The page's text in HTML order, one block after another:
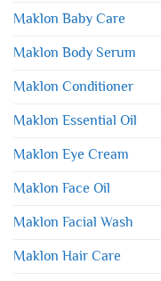
Maklon Baby Care
Maklon Body Serum
Maklon Conditioner
Maklon Essential Oil
Maklon Eye Cream
Maklon Face Oil
Maklon Facial Wash
Maklon Hair Care